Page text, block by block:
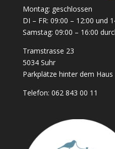
Montag: geschlossen
DI – FR: 09:00 – 12:00 und
Samstag: 09:00 – 16:00
Tramstrasse 23
5034 Suhr
Parkplätze hinter dem Haus
Telefon: 062 843 00 11